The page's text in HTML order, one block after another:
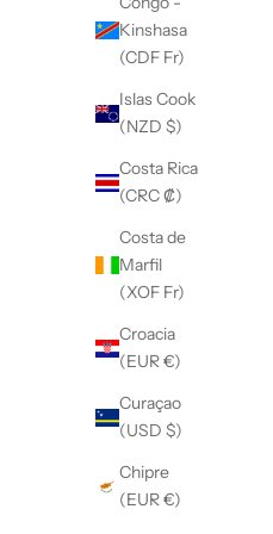
Kinshasa
(CDF Fr)
Islas Cook
(NZD $)
Costa Rica
(CRC ₡)
Costa de
Marfil
(XOF Fr)
Croacia
(EUR €)
Curaçao
(USD $)
Chipre
(EUR €)
SUSCRÍBASE A